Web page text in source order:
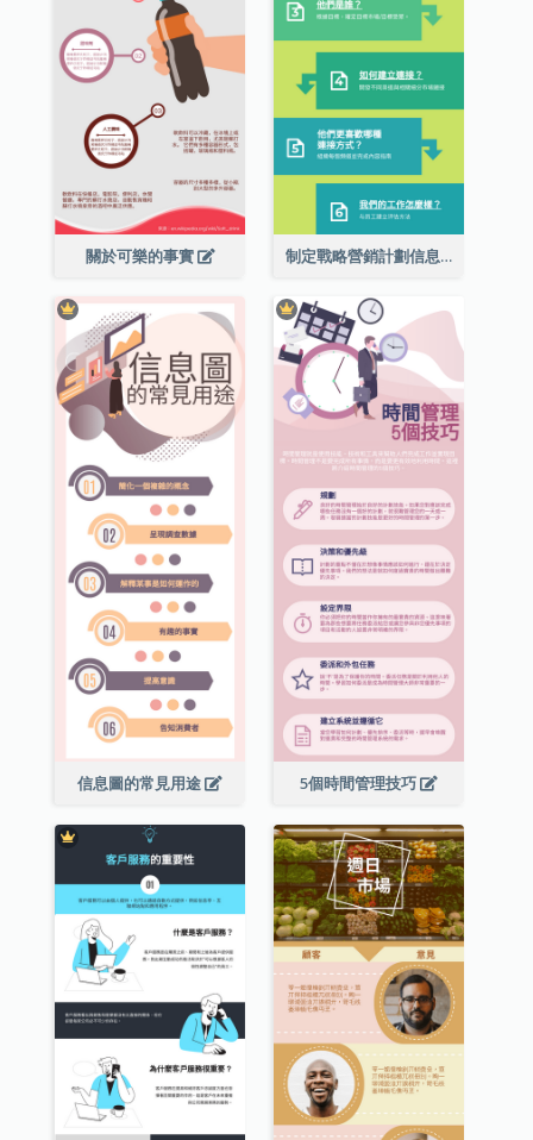
關於可樂的事實 制定戰略營銷計劃信息圖表
信息圖的常見用途 5個時間管理技巧